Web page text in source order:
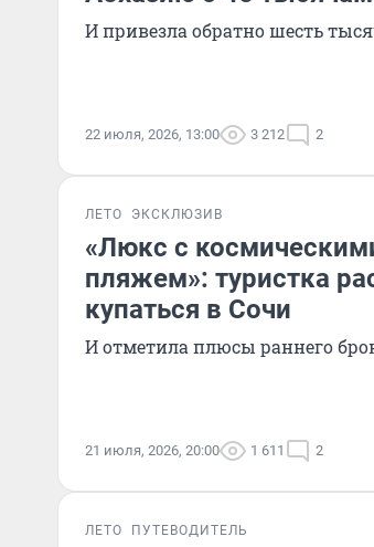
И привезла обратно шесть
22 июля, 2026, 13:00 3 212 2
ЛЕТО ЭКСКЛЮЗИВ
«Люкс с
пляжем»: туристка
купаться в Сочи
И отметила плюсы раннего
21 июля, 2026, 20:00 1 611 2
ЛЕТО ПУТЕВОДИТЕЛЬ